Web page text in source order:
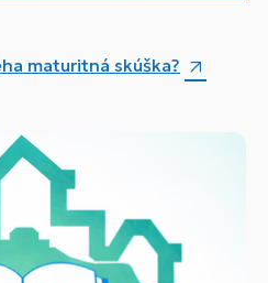
maturitná skúška?